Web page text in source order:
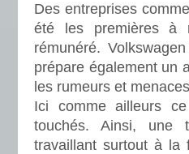
Des entreprises
été les premières à
rémunéré.
prépare également un
les rumeurs et
Ici comme ailleurs
touchés. Ainsi, une
travaillant surtout à la